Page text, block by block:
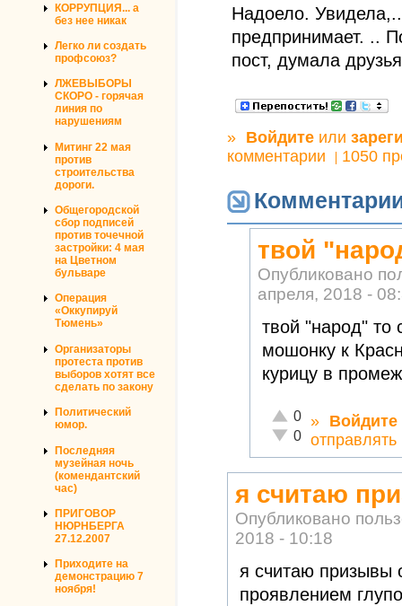
КОРРУПЦИЯ... а
без нее никак
Легко ли создать
профсоюз?
ЛЖЕВЫБОРЫ
СКОРО - горячая
линия по
нарушениям
Митинг 22 мая
против
строительства
дороги.
Общегородской
сбор подписей
против точечной
застройки: 4 мая
на Цветном
бульваре
Операция
«Оккупируй
Тюмень»
Организаторы
протеста против
выборов хотят все
сделать по закону
Политический
юмор.
Последняя
музейная ночь
(комендантский
час)
ПРИГОВОР
НЮРНБЕРГА
27.12.2007
Приходите на
демонстрацию 7
ноября!
Надоело.
предпринимает. ..
пост, думала
» Войдите или
комментарии
1050
твой
Опубликовано
апреля, 2018 -
твой "народ" то
мошонку к
курицу в
Отлично!
0
Неадекватно!
0
» Войдите
я считаю
Опубликовано
2018 - 10:18
я считаю призывы
проявлением